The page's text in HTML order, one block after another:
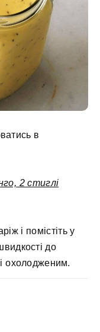
в
2 стиглі
і помістіть у
до
охолодженим.